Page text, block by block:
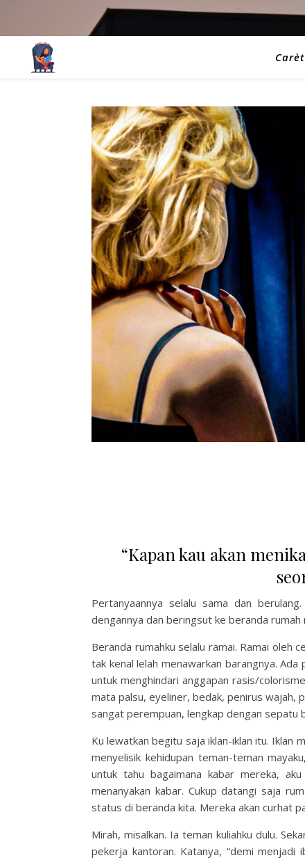
“Kapan kau akan
Pertanyaannya selalu sama dan
dengannya dan beringsut ke beranda rumah
Beranda rumahku selalu ramai. Ramai oleh
tak kenal lelah menawarkan barangnya.
untuk menghindari anggapan rasis/
mata palsu, eyeliner, bedak, penirus wajah,
sangat perempuan, lengkap dengan sepatu
Ku lewatkan begitu saja iklan-iklan itu. Iklan
menyelisik kehidupan teman-teman
untuk tahu bagaimana kabar mereka,
menanyakan kabar. Cukup datangi saja
status di beranda kita. Mereka akan curhat
Mirah, misalkan. Ia teman kuliahku dulu.
pekerja kantoran. Katanya, “demi menjadi